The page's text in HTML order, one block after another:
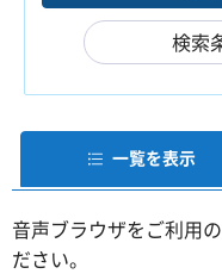
検索
一覧を表示
音声ブラウザをご利用の
ださい。